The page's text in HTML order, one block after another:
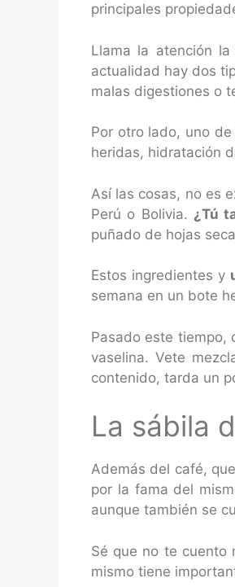
principales
Llama la atención
actualidad hay dos
malas digestiones o
Por otro lado, uno de
heridas, hidratación
Así las cosas, no es
Perú o Bolivia. ¿Tú
puñado de hojas
Estos ingredientes y
semana en un bote
Pasado este tiempo,
vaselina. Vete
contenido, tarda un
La sábila
Además del café,
por la fama del
aunque también se
Sé que no te cuento
mismo tiene